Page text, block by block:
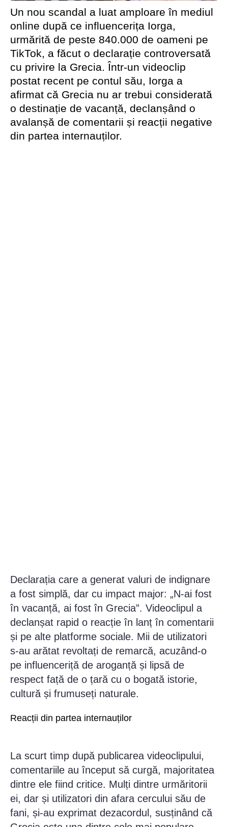
Un nou scandal a luat amploare în mediul
online după ce influencerița Iorga,
urmărită de peste 840.000 de oameni pe
TikTok, a făcut o declarație controversată
cu privire la Grecia. Într-un videoclip
postat recent pe contul său, Iorga a
afirmat că Grecia nu ar trebui considerată
o destinație de vacanță, declanșând o
avalanșă de comentarii și reacții negative
din partea internauților.
Declarația care a generat valuri de indignare
a fost simplă, dar cu impact major: „N-ai fost
în vacanță, ai fost în Grecia”. Videoclipul a
declanșat rapid o reacție în lanț în comentarii
și pe alte platforme sociale. Mii de utilizatori
s-au arătat revoltați de remarcă, acuzând-o
pe influenceriță de aroganță și lipsă de
respect față de o țară cu o bogată istorie,
cultură și frumuseți naturale.
Reacții din partea internauților
La scurt timp după publicarea videoclipului,
comentariile au început să curgă, majoritatea
dintre ele fiind critice. Mulți dintre urmăritorii
ei, dar și utilizatori din afara cercului său de
fani, și-au exprimat dezacordul, susținând că